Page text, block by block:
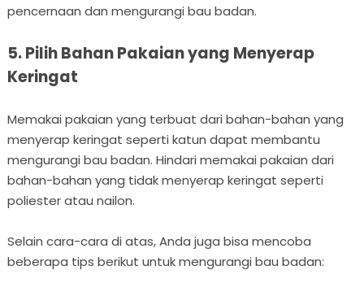
pencernaan dan mengurangi bau badan.
5. Pilih Bahan Pakaian yang Menyerap
Keringat
Memakai pakaian yang terbuat dari bahan-bahan yang
menyerap keringat seperti katun dapat membantu
mengurangi bau badan. Hindari memakai pakaian dari
bahan-bahan yang tidak menyerap keringat seperti
poliester atau nailon.
Selain cara-cara di atas, Anda juga bisa mencoba
beberapa tips berikut untuk mengurangi bau badan: